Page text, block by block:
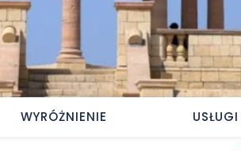
WYRÓŻNIENIE USŁUGI